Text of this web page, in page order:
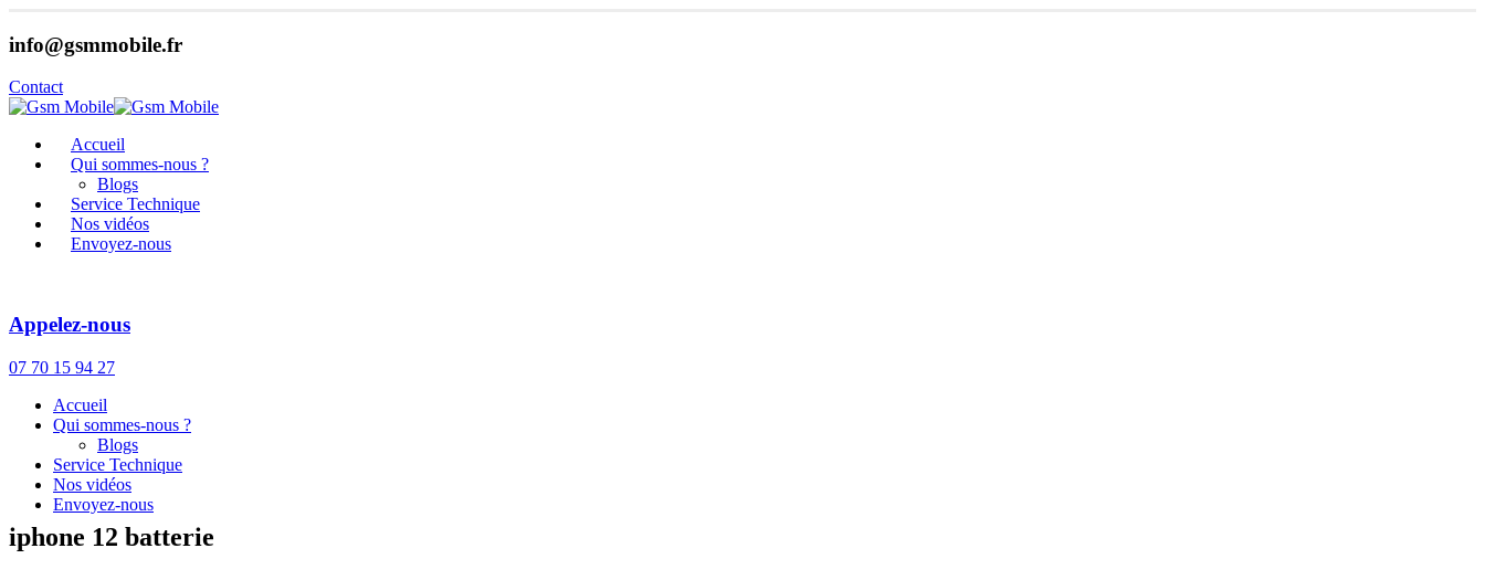
info@gsmmobile.fr
Contact
Accueil
Qui sommes-nous ?
Blogs
Service Technique
Nos vidéos
Envoyez-nous
Appelez-nous
07 70 15 94 27
Accueil
Qui sommes-nous ?
Blogs
Service Technique
Nos vidéos
Envoyez-nous
iphone 12 batterie